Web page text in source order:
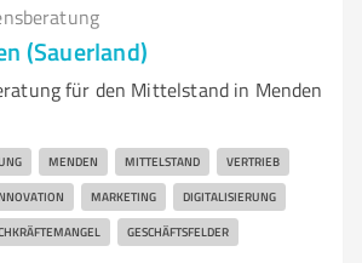
(Sauerland)
für den Mittelstand in Menden
MENDEN MITTELSTAND VERTRIEB
MARKETING DIGITALISIERUNG
GESCHÄFTSFELDER